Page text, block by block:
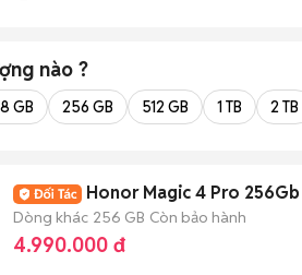
nào ?
GB 256 GB 512 GB 1 TB 2 TB
Honor Magic 4 Pro
Dòng khác 256 GB Còn bảo hành
4.990.000 đ